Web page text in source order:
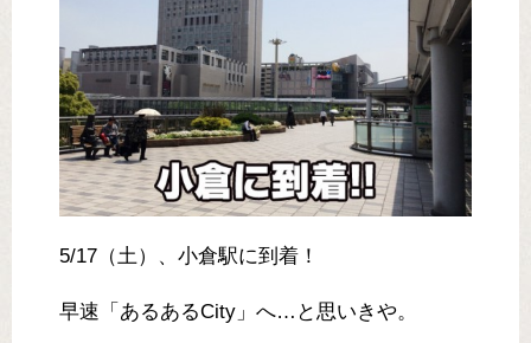
5/17（土）、小倉駅に到着！
早速「あるあるCity」へ…と思いきや。